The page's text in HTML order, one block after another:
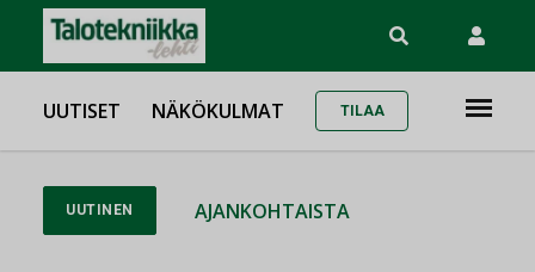
UUTISET NÄKÖKULMAT TILAA
UUTINEN AJANKOHTAISTA